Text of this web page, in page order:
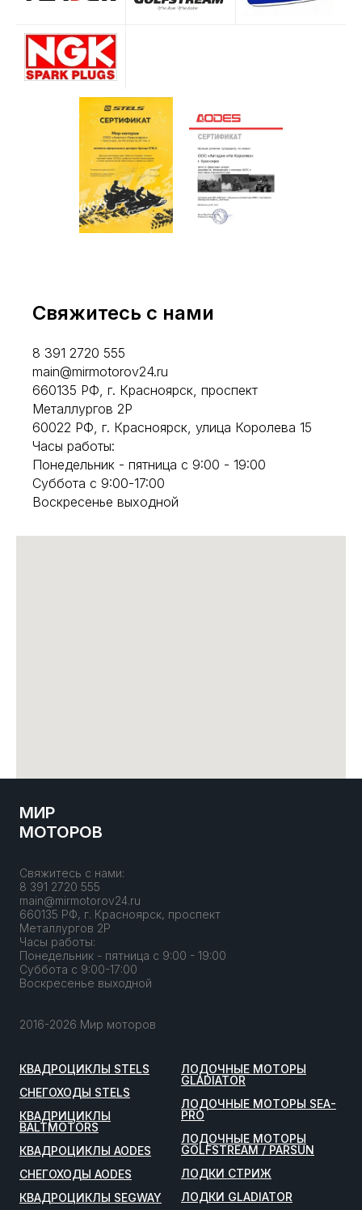
Свяжитесь с нами
8 391 2720 555
main@mirmotorov24.ru
660135 РФ, г. Красноярск, проспект
Металлургов 2Р
60022 РФ, г. Красноярск, улица Королева 15
Часы работы:
Понедельник - пятница с 9:00 - 19:00
Суббота с 9:00-17:00
Воскресенье выходной
МИР
МОТОРОВ
Свяжитесь с нами:
8 391 2720 555
main@mirmotorov24.ru
660135 РФ, г. Красноярск, проспект
Металлургов 2Р
Часы работы:
Понедельник - пятница с 9:00 - 19:00
Суббота с 9:00-17:00
Воскресенье выходной
2016-2026 Мир моторов
КВАДРОЦИКЛЫ STELS
СНЕГОХОДЫ STELS
КВАДРИЦИКЛЫ
BALTMOTORS
КВАДРОЦИКЛЫ AODES
СНЕГОХОДЫ AODES
КВАДРОЦИКЛЫ SEGWAY
ЛОДОЧНЫЕ МОТОРЫ
GLADIATOR
ЛОДОЧНЫЕ МОТОРЫ SEA-
PRO
ЛОДОЧНЫЕ МОТОРЫ
GOLFSTREAM / PARSUN
ЛОДКИ СТРИЖ
ЛОДКИ GLADIATOR